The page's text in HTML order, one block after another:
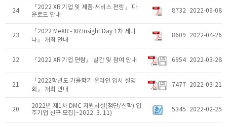
24
『​2022 XR 기업 및 제품·서비스 편람』 다
운로드 안내
8732 2022-06-08
23
​『2022 MeXR - XR Insight Day 1차 세미
나』 개최 안내
8609 2022-04-26
22 『​2022 XR 기업 편람』 발간 및 참여 안내 6954 2022-03-28
21
『2022학년도 가을학기 온라인 입시 설명
회』 개최 안내
7477 2022-03-21
20
2022년 제1차 DMC 지원시설(첨단/신학) 입
주기업 신규 모집(~2022. 3. 11)
5345 2022-02-25